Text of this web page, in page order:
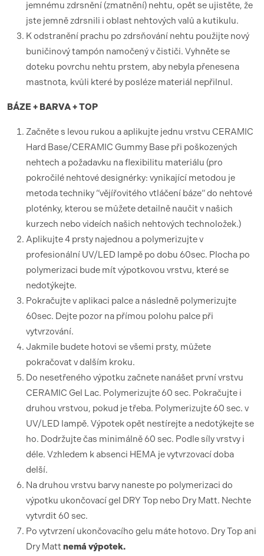
jemnému zdrsnění (zmatnění) nehtu, opět se ujistěte, že
jste jemně zdrsnili i oblast nehtových valů a kutikulu.
K odstranění prachu po zdrsňování nehtu použijte nový
buničinový tampón namočený v čističi. Vyhněte se
doteku povrchu nehtu prstem, aby nebyla přenesena
mastnota, kvůli které by posléze materiál nepřilnul.
BÁZE + BARVA + TOP
Začněte s levou rukou a aplikujte jednu vrstvu CERAMIC
Hard Base/CERAMIC Gummy Base při poškozených
nehtech a požadavku na flexibilitu materiálu (pro
pokročilé nehtové designérky: vynikající metodou je
metoda techniky “vějířovitého vtláčení báze“ do nehtové
ploténky, kterou se můžete detailně naučit v našich
kurzech nebo videích našich nehtových technoložek.)
Aplikujte 4 prsty najednou a polymerizujte v
profesionální UV/LED lampě po dobu 60sec. Plocha po
polymerizaci bude mít výpotkovou vrstvu, které se
nedotýkejte.
Pokračujte v aplikaci palce a následně polymerizujte
60sec. Dejte pozor na přímou polohu palce při
vytvrzování.
Jakmile budete hotovi se všemi prsty, můžete
pokračovat v dalším kroku.
Do nesetřeného výpotku začnete nanášet první vrstvu
CERAMIC Gel Lac. Polymerizujte 60 sec. Pokračujte i
druhou vrstvou, pokud je třeba. Polymerizujte 60 sec. v
UV/LED lampě. Výpotek opět nestírejte a nedotýkejte se
ho. Dodržujte čas minimálně 60 sec. Podle síly vrstvy i
déle. Vzhledem k absenci HEMA je vytvrzovací doba
delší.
Na druhou vrstvu barvy naneste po polymerizaci do
výpotku ukončovací gel DRY Top nebo Dry Matt. Nechte
vytvrdit 60 sec.
Po vytvrzení ukončovacího gelu máte hotovo. Dry Top ani
Dry Mattnemá výpotek.